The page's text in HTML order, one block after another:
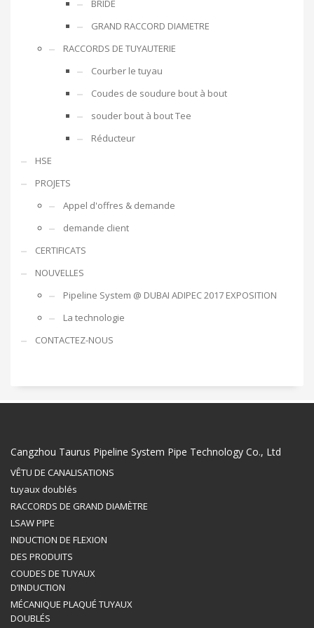
BRIDE
GRAND RACCORD DIAMETRE
RACCORDS DE TUYAUTERIE
Courber le tuyau
Coudes de soudure bout à bout
souder bout à bout Tee
Réducteur
HSE
PROJETS
Appel d'offres & demande
demande client
CERTIFICATS
NOUVELLES
Pipeline System @ DUBAI ADIPEC 2017 EXPOSITION
La technologie
CONTACTEZ-NOUS
Cangzhou Taurus Pipeline System Pipe Technology Co., Ltd
VÊTU DE CANALISATIONS
tuyaux doublés
RACCORDS DE GRAND DIAMÈTRE
LSAW PIPE
INDUCTION DE FLEXION
DES PRODUITS
COUDES DE TUYAUX
D’INDUCTION
MÉCANIQUE PLAQUÉ TUYAUX
DOUBLÉS